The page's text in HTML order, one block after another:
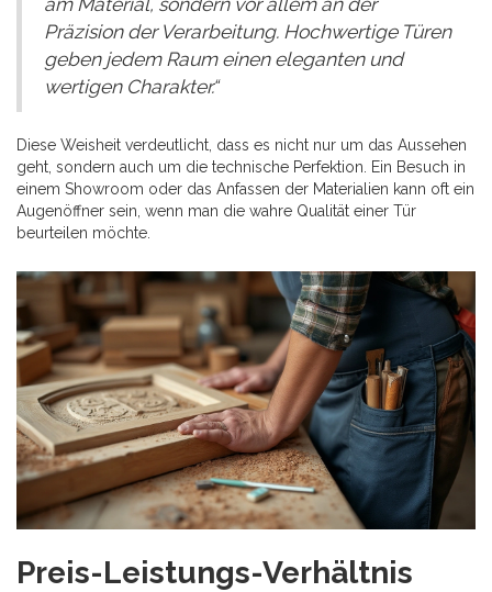
Präzision der Verarbeitung. Hochwertige Türen
geben jedem Raum einen eleganten und
wertigen Charakter.“
Diese Weisheit verdeutlicht, dass es nicht nur um das Aussehen
geht, sondern auch um die technische Perfektion. Ein Besuch in
einem Showroom oder das Anfassen der Materialien kann oft ein
Augenöffner sein, wenn man die wahre Qualität einer Tür
beurteilen möchte.
Preis-Leistungs-Verhältnis